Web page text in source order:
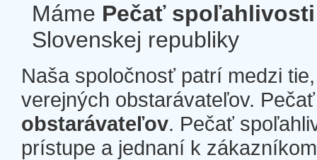
Máme Pečať spoľahlivosti
Slovenskej republiky
Naša spoločnosť patrí medzi
verejných obstarávateľov.
obstarávateľov. Pečať
prístupe a jednaní k